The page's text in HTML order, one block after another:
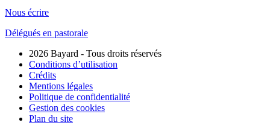
Nous écrire
Délégués en pastorale
2026 Bayard - Tous droits réservés
Conditions d’utilisation
Crédits
Mentions légales
Politique de confidentialité
Gestion des cookies
Plan du site